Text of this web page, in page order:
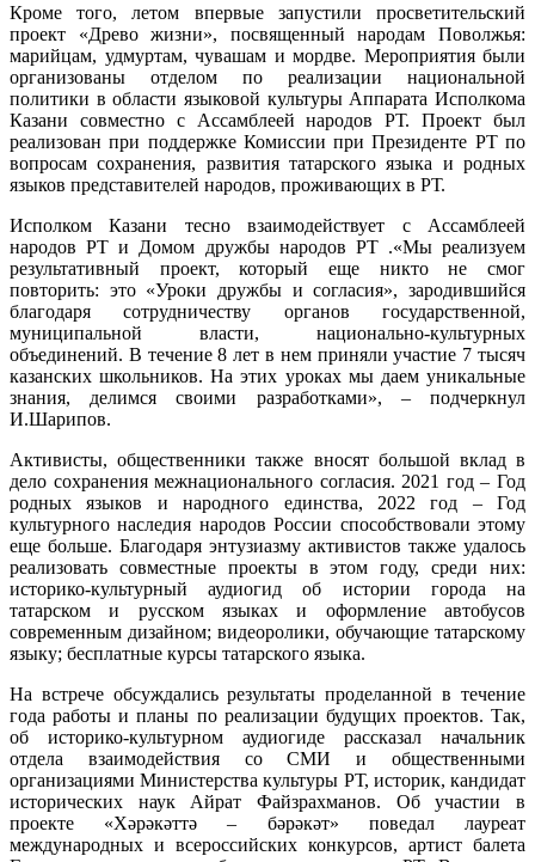
Кроме того, летом впервые запустили просветительский
проект «Древо жизни», посвященный народам Поволжья:
марийцам, удмуртам, чувашам и мордве. Мероприятия были
организованы отделом по реализации национальной
политики в области языковой культуры Аппарата Исполкома
Казани совместно с Ассамблеей народов РТ. Проект был
реализован при поддержке Комиссии при Президенте РТ по
вопросам сохранения, развития татарского языка и родных
языков представителей народов, проживающих в РТ.
Исполком Казани тесно взаимодействует с Ассамблеей
народов РТ и Домом дружбы народов РТ .«Мы реализуем
результативный проект, который еще никто не смог
повторить: это «Уроки дружбы и согласия», зародившийся
благодаря сотрудничеству органов государственной,
муниципальной власти, национально-культурных
объединений. В течение 8 лет в нем приняли участие 7 тысяч
казанских школьников. На этих уроках мы даем уникальные
знания, делимся своими разработками», – подчеркнул
И.Шарипов.
Активисты, общественники также вносят большой вклад в
дело сохранения межнационального согласия. 2021 год – Год
родных языков и народного единства, 2022 год – Год
культурного наследия народов России способствовали этому
еще больше. Благодаря энтузиазму активистов также удалось
реализовать совместные проекты в этом году, среди них:
историко-культурный аудиогид об истории города на
татарском и русском языках и оформление автобусов
современным дизайном; видеоролики, обучающие татарскому
языку; бесплатные курсы татарского языка.
На встрече обсуждались результаты проделанной в течение
года работы и планы по реализации будущих проектов. Так,
об историко-культурном аудиогиде рассказал начальник
отдела взаимодействия со СМИ и общественными
организациями Министерства культуры РТ, историк, кандидат
исторических наук Айрат Файзрахманов. Об участии в
проекте «Хәрәкәттә – бәрәкәт» поведал лауреат
международных и всероссийских конкурсов, артист балета